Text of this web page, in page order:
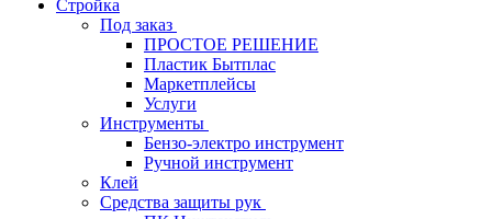
Стройка
Под заказ
ПРОСТОЕ РЕШЕНИЕ
Пластик Бытплас
Маркетплейсы
Услуги
Инструменты
Бензо-электро инструмент
Ручной инструмент
Клей
Средства защиты рук